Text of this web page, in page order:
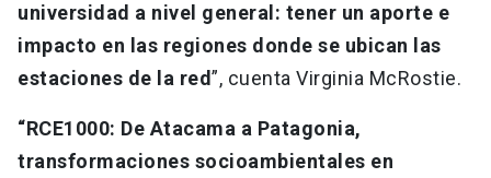
universidad a nivel general: tener un aporte e
impacto en las regiones donde se ubican las
estaciones de la red”, cuenta Virginia McRostie.
“RCE1000: De Atacama a Patagonia,
transformaciones socioambientales en